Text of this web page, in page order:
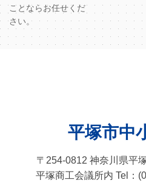
ことならお任せくだ
さい。
平塚市中
〒254-0812 神奈川県平
平塚商工会議所内 Tel：